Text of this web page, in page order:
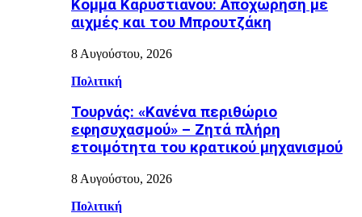
Κόμμα Καρυστιανού: Αποχώρηση με
αιχμές και του Μπρουτζάκη
8 Αυγούστου, 2026
Πολιτική
Τουρνάς: «Κανένα περιθώριο
εφησυχασμού» – Ζητά πλήρη
ετοιμότητα του κρατικού μηχανισμού
8 Αυγούστου, 2026
Πολιτική